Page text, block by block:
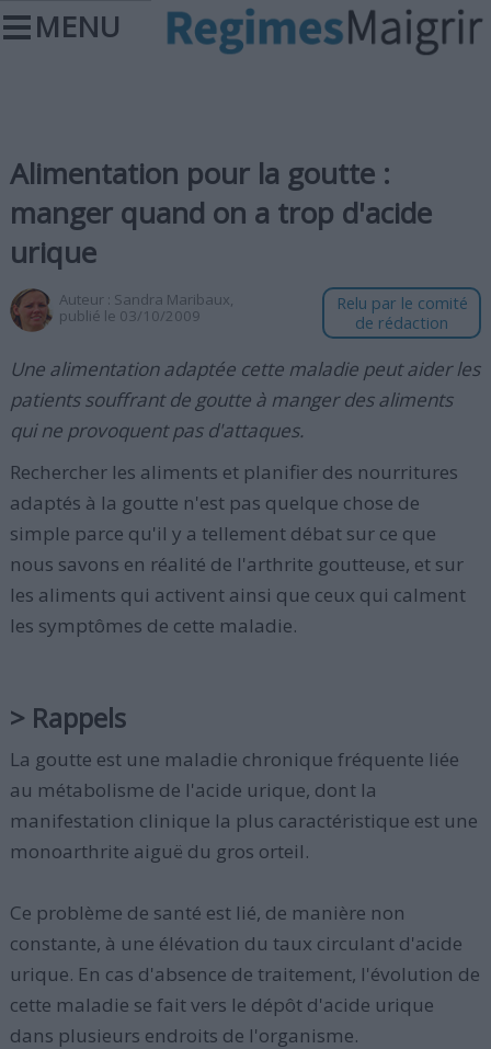
MENU
Alimentation pour la goutte :
manger quand on a trop d'acide
urique
Auteur : Sandra Maribaux,
publié le 03/10/2009
Relu par le comité
de rédaction
Une alimentation adaptée cette maladie peut aider les
patients souffrant de goutte à manger des aliments
qui ne provoquent pas d'attaques.
Rechercher les aliments et planifier des nourritures
adaptés à la goutte n'est pas quelque chose de
simple parce qu'il y a tellement débat sur ce que
nous savons en réalité de l'arthrite goutteuse, et sur
les aliments qui activent ainsi que ceux qui calment
les symptômes de cette maladie.
> Rappels
La goutte est une maladie chronique fréquente liée
au métabolisme de l'acide urique, dont la
manifestation clinique la plus caractéristique est une
monoarthrite aiguë du gros orteil.
Ce problème de santé est lié, de manière non
constante, à une élévation du taux circulant d'acide
urique. En cas d'absence de traitement, l'évolution de
cette maladie se fait vers le dépôt d'acide urique
dans plusieurs endroits de l'organisme.